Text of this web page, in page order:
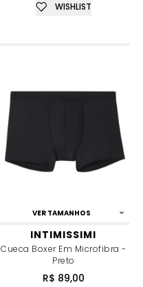
WISHLIST
VER TAMANHOS
INTIMISSIMI
Cueca Boxer Em Microfibra -
Preto
R$ 89,00